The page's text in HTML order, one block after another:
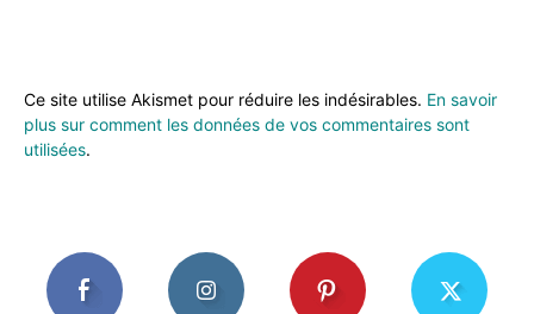
Ce site utilise Akismet pour réduire les indésirables. En savoir
plus sur comment les données de vos commentaires sont
utilisées.